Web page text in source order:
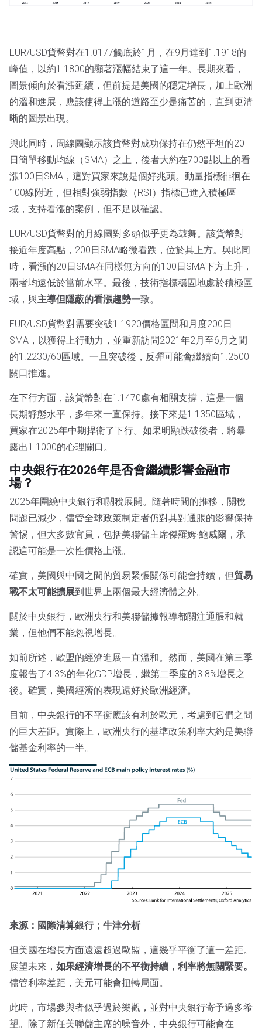
EUR/USD貨幣對在1.0177觸底於1月，在9月達到1.1918的
峰值，以約1.1800的顯著漲幅結束了這一年。長期來看，
圖景傾向於看漲延續，但前提是美國的穩定增長，加上歐洲
的溫和進展，應該使得上漲的道路至少是痛苦的，直到更清
晰的圖景出現。
與此同時，周線圖顯示該貨幣對成功保持在仍然平坦的20
日簡單移動均線（SMA）之上，後者大約在700點以上的看
漲100日SMA，這對買家來說是個好兆頭。動量指標徘徊在
100線附近，但相對強弱指數（RSI）指標已進入積極區
域，支持看漲的案例，但不足以確認。
EUR/USD貨幣對的月線圖對多頭似乎更為鼓舞。該貨幣對
接近年度高點，200日SMA略微看跌，位於其上方。與此同
時，看漲的20日SMA在同樣無方向的100日SMA下方上升，
兩者均遠低於當前水平。最後，技術指標穩固地處於積極區
域，與主導但隱蔽的看漲趨勢一致。
EUR/USD貨幣對需要突破1.1920價格區間和月度200日
SMA，以獲得上行動力，並重新訪問2021年2月至6月之間
的1.2230/60區域。一旦突破後，反彈可能會繼續向1.2500
關口推進。
在下行方面，該貨幣對在1.1470處有相關支撐，這是一個
長期靜態水平，多年來一直保持。接下來是1.1350區域，
買家在2025年中期捍衛了下行。如果明顯跌破後者，將暴
露出1.1000的心理關口。
中央銀行在2026年是否會繼續影響金融市
場？
2025年圍繞中央銀行和關稅展開。隨著時間的推移，關稅
問題已減少，儘管全球政策制定者仍對其對通脹的影響保持
警惕，但大多數官員，包括美聯儲主席傑羅姆·鮑威爾，承
認這可能是一次性價格上漲。
確實，美國與中國之間的貿易緊張關係可能會持續，但貿易
戰不太可能擴展到世界上兩個最大經濟體之外。
關於中央銀行，歐洲央行和美聯儲據報導都關注通脹和就
業，但他們不能忽視增長。
如前所述，歐盟的經濟進展一直溫和。然而，美國在第三季
度報告了4.3%的年化GDP增長，繼第二季度的3.8%增長之
後。確實，美國經濟的表現遠好於歐洲經濟。
目前，中央銀行的不平衡應該有利於歐元，考慮到它們之間
的巨大差距。實際上，歐洲央行的基準政策利率大約是美聯
儲基金利率的一半。
來源：國際清算銀行；牛津分析
但美國在增長方面遠遠超過歐盟，這幾乎平衡了這一差距。
展望未來， 如果經濟增長的不平衡持續，利率將無關緊要。
儘管利率差距，美元可能會扭轉局面。
此時，市場參與者似乎過於樂觀，並對中央銀行寄予過多希
望。除了新任美聯儲主席的噪音外，中央銀行可能會在